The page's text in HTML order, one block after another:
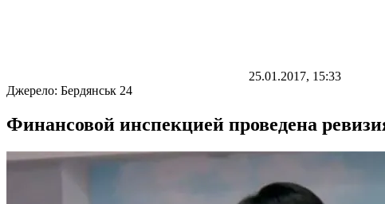
25.01.2017, 15:33
Джерело: Бердянськ 24
Финансовой инспекцией проведена